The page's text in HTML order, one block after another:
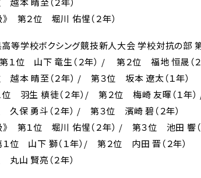
在校生・
保護者
》 第２位 堀川 佑惺（２年）
等学校ボクシング競技新人大会 学校対抗の部
第１位 山下 竜生（２年） / 第２位 福地 恒晟（
越本 晴至（２年） / 第３位 坂本 遼太（１年）
位 羽生 槙徒（２年）/ 第２位 梅崎 友暉（１年
久保 勇斗（２年） / 第３位 濱崎 碧（２年）
》 第１位 堀川 佑惺（２年） / 第３位 池田 響（
１位 山下 獅（１年）/ 第２位 内田 晋（２年）
山 賢亮（２年）